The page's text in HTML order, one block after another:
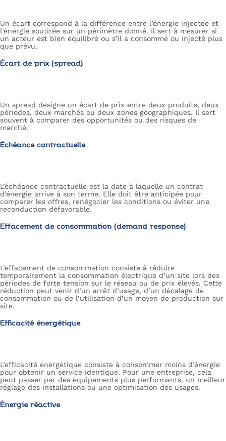
Un écart correspond à la différence entre l’énergie injectée et
l’énergie soutirée sur un périmètre donné. Il sert à mesurer si
un acteur est bien équilibré ou s’il a consommé ou injecté plus
que prévu.
Écart de prix (spread)
Un spread désigne un écart de prix entre deux produits, deux
périodes, deux marchés ou deux zones géographiques. Il sert
souvent à comparer des opportunités ou des risques de
marché.
Échéance contractuelle
L’échéance contractuelle est la date à laquelle un contrat
d’énergie arrive à son terme. Elle doit être anticipée pour
comparer les offres, renégocier les conditions ou éviter une
reconduction défavorable.
Effacement de consommation (demand response)
L’effacement de consommation consiste à réduire
temporairement la consommation électrique d’un site lors des
périodes de forte tension sur le réseau ou de prix élevés. Cette
réduction peut venir d’un arrêt d’usage, d’un décalage de
consommation ou de l’utilisation d’un moyen de production sur
site.
Efficacité énergétique
L’efficacité énergétique consiste à consommer moins d’énergie
pour obtenir un service identique. Pour une entreprise, cela
peut passer par des équipements plus performants, un meilleur
réglage des installations ou une optimisation des usages.
Énergie réactive